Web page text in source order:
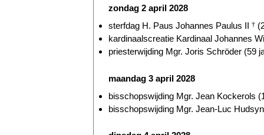
zondag 2 april 2028
sterfdag H. Paus Johannes Paulus II †
kardinaalscreatie Kardinaal Johannes
priesterwijding Mgr. Joris Schröder (59
maandag 3 april 2028
bisschopswijding Mgr. Jean Kockerols
bisschopswijding Mgr. Jean-Luc